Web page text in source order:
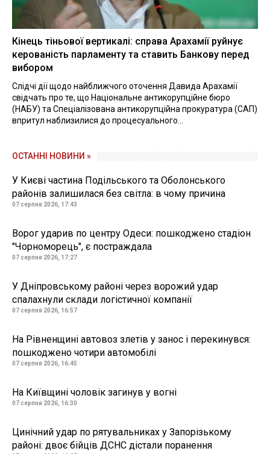
Кінець тіньової вертикалі: справа Арахамії руйнує
керованість парламенту та ставить Банкову перед
вибором
Слідчі дії щодо найближчого оточення Давида Арахамії
свідчать про те, що Національне антикорупційне бюро
(НАБУ) та Спеціалізована антикорупційна прокуратура (САП)
впритул наблизилися до процесуального...
ОСТАННІ НОВИНИ »
У Києві частина Подільського та Оболонського
районів залишилася без світла: в чому причина
07 серпня 2026, 17:43
Ворог ударив по центру Одеси: пошкоджено стадіон
"Чорноморець", є постраждала
07 серпня 2026, 17:27
У Дніпровському районі через ворожий удар
спалахнули склади логістичної компанії
07 серпня 2026, 16:57
На Рівненщині автовоз злетів у занос і перекинувся:
пошкоджено чотири автомобілі
07 серпня 2026, 16:45
На Київщині чоловік загинув у вогні
07 серпня 2026, 16:30
Цинічний удар по рятувальниках у Запорізькому
районі: двоє бійців ДСНС дістали поранення